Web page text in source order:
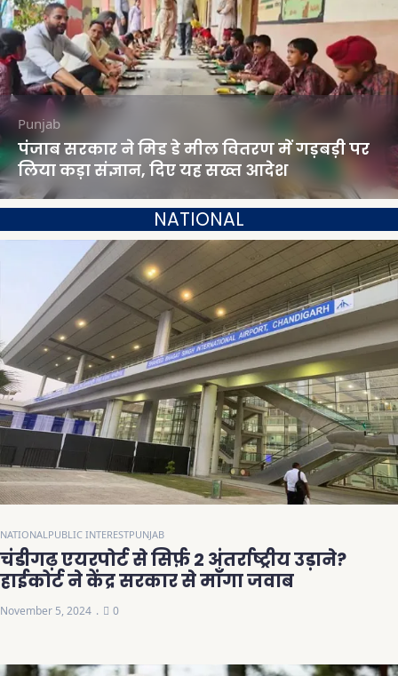
Punjab
पंजाब सरकार ने मिड डे मील वितरण में गड़बड़ी पर
लिया कड़ा संज्ञान, दिए यह सख्त आदेश
NATIONAL
NATIONALPUBLIC INTERESTPUNJAB
चंडीगढ़ एयरपोर्ट से सिर्फ़ 2 अंतर्राष्ट्रीय उड़ाने?
हाईकोर्ट ने केंद्र सरकार से माँगा जवाब
November 5, 2024 0